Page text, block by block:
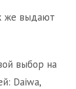
же выдают
выбор на
Daiwa,